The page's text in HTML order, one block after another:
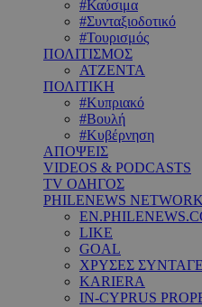
#Καύσιμα
#Συνταξιοδοτικό
#Τουρισμός
ΠΟΛΙΤΙΣΜΟΣ
ΑΤΖΕΝΤΑ
ΠΟΛΙΤΙΚΗ
#Κυπριακό
#Βουλή
#Κυβέρνηση
ΑΠΟΨΕΙΣ
VIDEOS & PODCASTS
TV ΟΔΗΓΟΣ
PHILENEWS NETWORK
LIKE
GOAL
ΧΡΥΣΕΣ
KARIERA
IN-CYPRUS